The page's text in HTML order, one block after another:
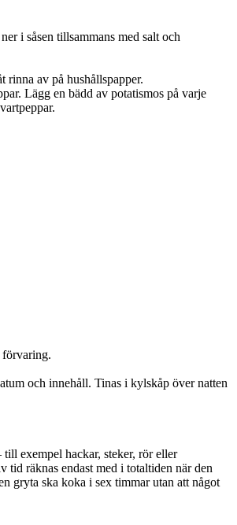
i såsen tillsammans med salt och
av på hushållspapper.
Lägg en bädd av potatismos på varje
förvaring.
och innehåll. Tinas i kylskåp över natten
exempel hackar, steker, rör eller
tid räknas endast med i totaltiden när den
gryta ska koka i sex timmar utan att något